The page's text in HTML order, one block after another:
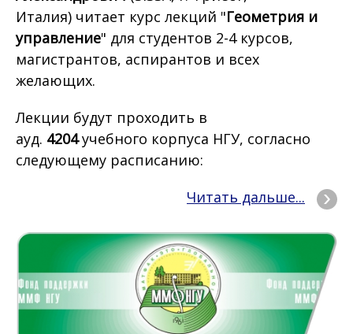
Италия) читает курс лекций "Геометрия и
управление" для студентов 2-4 курсов,
магистрантов, аспирантов и всех
желающих.
Лекции будут проходить в
ауд. 4204учебного корпуса НГУ, согласно
следующему расписанию:
Читать дальше...